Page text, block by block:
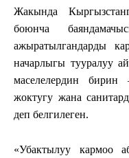
Жакында
боюнча
ажыратылгандарды
начарлыгы тууралуу
маселелердин
жоктугу жана
деп белгилеген.
«Убактылуу кармоо